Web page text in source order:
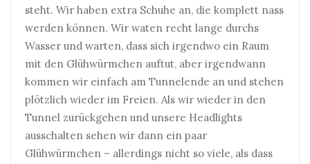
steht. Wir haben extra Schuhe an, die komplett nass
werden können. Wir waten recht lange durchs
Wasser und warten, dass sich irgendwo ein Raum
mit den Glühwürmchen auftut, aber irgendwann
kommen wir einfach am Tunnelende an und stehen
plötzlich wieder im Freien. Als wir wieder in den
Tunnel zurückgehen und unsere Headlights
ausschalten sehen wir dann ein paar
Glühwürmchen – allerdings nicht so viele, als dass